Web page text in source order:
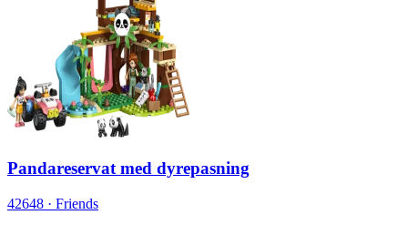
Pandareservat med dyrepasning
42648 · Friends